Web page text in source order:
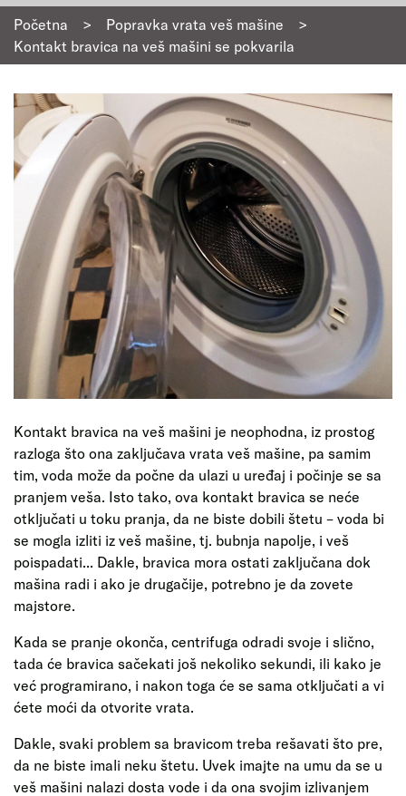
Početna > Popravka vrata veš mašine
>
Kontakt bravica na veš mašini se pokvarila
Kontakt bravica na veš mašini je neophodna, iz prostog
razloga što ona zaključava vrata veš mašine, pa samim
tim, voda može da počne da ulazi u uređaj i počinje se sa
pranjem veša. Isto tako, ova kontakt bravica se neće
otključati u toku pranja, da ne biste dobili štetu – voda bi
se mogla izliti iz veš mašine, tj. bubnja napolje, i veš
poispadati... Dakle, bravica mora ostati zaključana dok
mašina radi i ako je drugačije, potrebno je da zovete
majstore.
Kada se pranje okonča, centrifuga odradi svoje i slično,
tada će bravica sačekati još nekoliko sekundi, ili kako je
već programirano, i nakon toga će se sama otključati a vi
ćete moći da otvorite vrata.
Dakle, svaki problem sa bravicom treba rešavati što pre,
da ne biste imali neku štetu. Uvek imajte na umu da se u
veš mašini nalazi dosta vode i da ona svojim izlivanjem